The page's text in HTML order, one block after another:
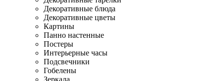
Декоративные блюда
Декоративные цветы
Картины
Панно настенные
Постеры
Интерьерные часы
Подсвечники
Гобелены
Зеркала